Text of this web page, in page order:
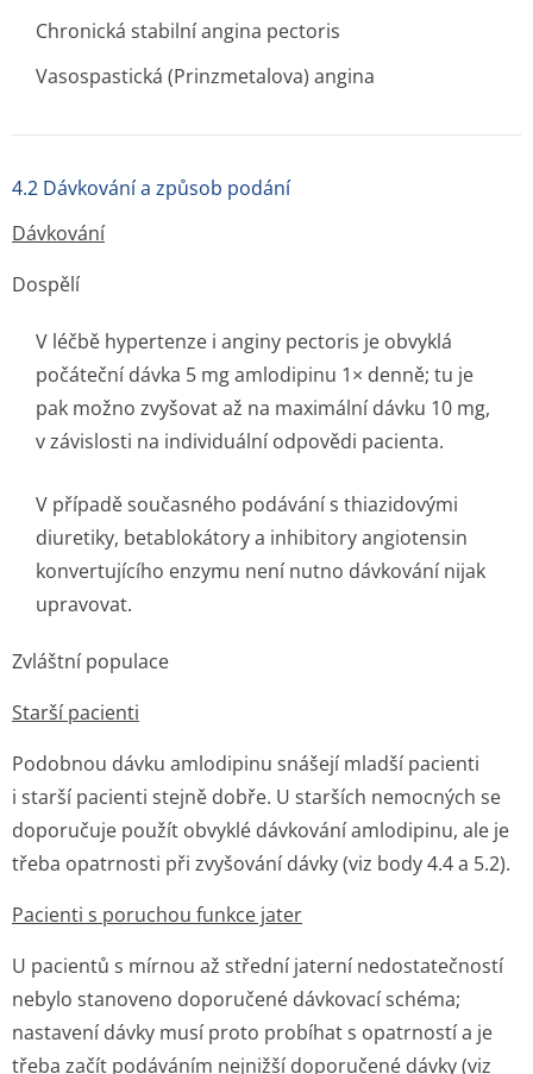
Chronická stabilní angina pectoris
Vasospastická (Prinzmetalova) angina
4.2 Dávkování a způsob podání
Dávkování
Dospělí
V léčbě hypertenze i anginy pectoris je obvyklá
počáteční dávka 5 mg amlodipinu 1× denně; tu je
pak možno zvyšovat až na maximální dávku 10 mg,
v závislosti na individuální odpovědi pacienta.
V případě současného podávání s thiazidovými
diuretiky, betablokátory a inhibitory angiotensin
konvertujícího enzymu není nutno dávkování nijak
upravovat.
Zvláštní populace
Starší pacienti
Podobnou dávku amlodipinu snášejí mladší pacienti
i starší pacienti stejně dobře. U starších nemocných se
doporučuje použít obvyklé dávkování amlodipinu, ale je
třeba opatrnosti při zvyšování dávky (viz body 4.4 a 5.2).
Pacienti s poruchou funkce jater
U pacientů s mírnou až střední jaterní nedostatečností
nebylo stanoveno doporučené dávkovací schéma;
nastavení dávky musí proto probíhat s opatrností a je
třeba začít podáváním nejnižší doporučené dávky (viz